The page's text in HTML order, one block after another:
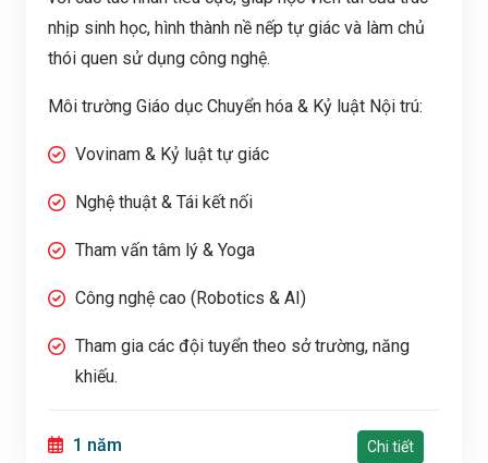
nhịp sinh học, hình thành nề nếp tự giác và làm chủ
thói quen sử dụng công nghệ.
Môi trường Giáo dục Chuyển hóa & Kỷ luật Nội trú:
Vovinam & Kỷ luật tự giác
Nghệ thuật & Tái kết nối
Tham vấn tâm lý & Yoga
Công nghệ cao (Robotics & AI)
Tham gia các đội tuyển theo sở trường, năng
khiếu.
1 năm Chi tiết